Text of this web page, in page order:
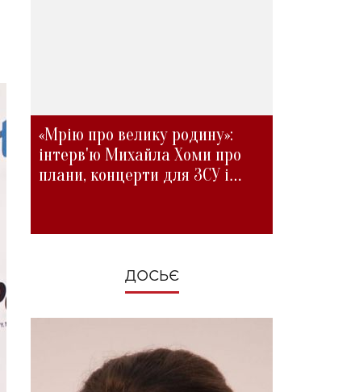
«Мрію про велику родину»:
інтерв'ю Михайла Хоми про
плани, концерти для ЗСУ і
ДОСЬЄ